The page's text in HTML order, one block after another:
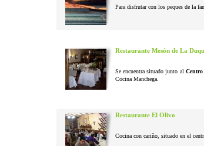
Para disfrutar con los peques de la
Restaurante Mesón de La
Se encuentra situado junto al
Cocina Manchega.
Restaurante El Olivo
Cocina con cariño, situado en el